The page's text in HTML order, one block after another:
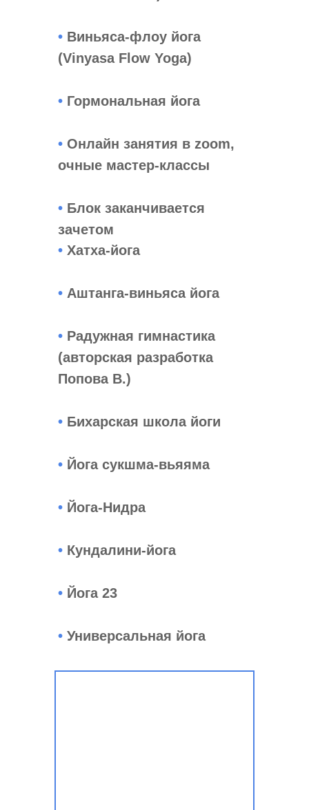
• Хатха-йога
• Аштанга-виньяса йога
• Радужная гимнастика
(авторская разработка
Попова В.)
• Бихарская школа йоги
• Йога сукшма-вьяяма
• Йога-Нидра
• Кундалини-йога
• Йога 23
• Универсальная йога
• Виньяса-флоу йога
(Vinyasa Flow Yoga)
• Гормональная йога​
• Онлайн занятия в zoom,
очные мастер-классы
• Блок заканчивается
зачетом